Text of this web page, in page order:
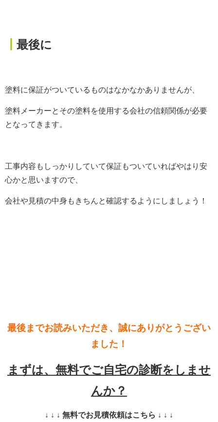
最後に
塗料に保証がついているものはなかなかありませんが、
塗料メーカーとその塗料を使用する会社の信頼関係が必要
となってきます。
工事内容もしっかりしていて保証もついていればやはり安
心かと思いますので、
会社や見積の中身もきちんと確認するようにしましょう！
最後までお読みいただき、誠にありがとうござい
ました！
まずは、無料でご自宅の診断をしませ
んか？
↓ ↓ ↓ 無料でお見積依頼はこちら ↓ ↓ ↓